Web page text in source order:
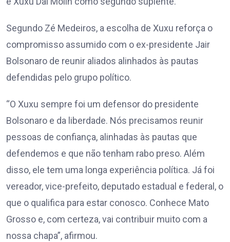
Segundo Zé Medeiros, a escolha de Xuxu reforça o
compromisso assumido com o ex-presidente Jair
Bolsonaro de reunir aliados alinhados às pautas
defendidas pelo grupo político.
“O Xuxu sempre foi um defensor do presidente
Bolsonaro e da liberdade. Nós precisamos reunir
pessoas de confiança, alinhadas às pautas que
defendemos e que não tenham rabo preso. Além
disso, ele tem uma longa experiência política. Já foi
vereador, vice-prefeito, deputado estadual e federal, o
que o qualifica para estar conosco. Conhece Mato
Grosso e, com certeza, vai contribuir muito com a
nossa chapa”, afirmou.